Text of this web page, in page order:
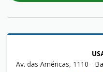
Av. das Américas, 1110 -